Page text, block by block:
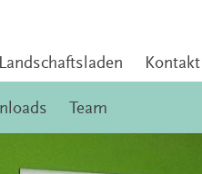
Landschaftsladen Kontakt
Team